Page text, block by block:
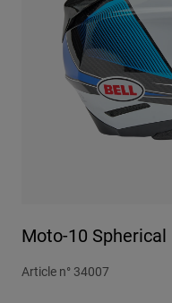
Rétro
Pièces détachées
Voir tout
BMX
Pièces détachées
Voir tout
Moto-10 Spherical
Article n° 34007